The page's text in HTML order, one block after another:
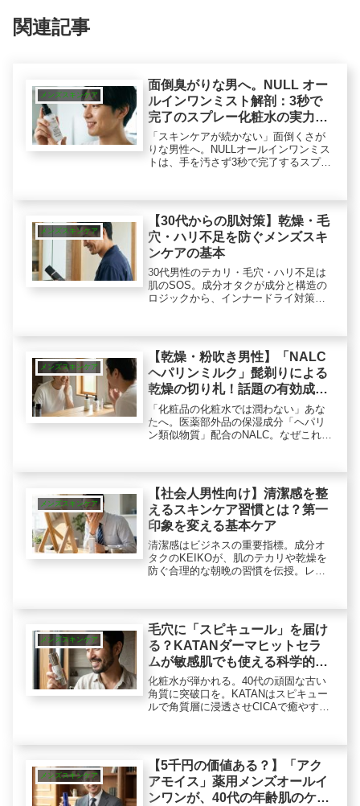
関連記事
メンズスキンケア
面倒臭がりな男へ。NULL オー
ルインワンミスト解剖：3秒で
完了のスプレー化粧水の実力と
は？
「スキンケアが続かない」面倒くさが
りな男性へ。NULLオールインワンミス
トは、手を汚さず3秒で完了するスプレ
択。その実力と、ジェルとの違いを徹
底レビューします。
メンズスキンケア
【30代からの肌対策】乾燥・毛
穴・ハリ不足を防ぐメンズスキ
ンケアの基本
30代男性のテカリ・毛穴・ハリ不足は
肌のSOS。成分オタクが成分と構造の
ロジックから、インナードライ対策や
える「理にかなった戦略」で大人の清
潔感のある印象をサポートしましょ
う。
メンズスキンケア
【乾燥・粉吹き男性】「NALC
ヘパリンミルク」髭剃りによる
乾燥の切り札！話題の有効成分
配合
「化粧品の化粧水では潤わない」あな
たへ。医薬部外品の保湿成分「ヘパリ
ン類似物質」配合のNALC。なぜこれが
に配慮した、医薬部外品の実力を成分
オタクが徹底解説します。
メンズスキンケア
【社会人男性向け】清潔感を整
えるスキンケア習慣とは？第一
印象を変える基本ケア
清潔感はビジネスの重要指標。成分オ
タクのKEIKOが、肌のテカリや乾燥を
防ぐ合理的な朝晩の習慣を伝授。レチ
康的な大人の印象」を構築するための
スキンケア戦略を徹底解説します。
メンズスキンケア
毛穴に「スピキュール」を届け
る？KATANダーマヒットセラ
ムが敏感肌でも使える科学的理
由
化粧水が弾かれる。40代の頑固な古い
角質に突破口を。KATANはスピキュー
ルで角質層に浸透させCICAで癒やす、
学的根拠を成分オタクが解説。
メンズスキンケア
【5千円の価値ある？】「アク
アモイス」薬用メンズオールイ
ンワンが、40代の年齢肌のケア